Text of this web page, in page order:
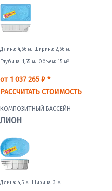
Длина: 4,66 м. Ширина: 2,66 м.
Глубина: 1,55 м. Объем: 15 м3
от 1 037 265 ₽ *
РАССЧИТАТЬ СТОИМОСТЬ
КОМПОЗИТНЫЙ БАССЕЙН
ЛИОН
Длина: 4,5 м. Ширина: 3 м.